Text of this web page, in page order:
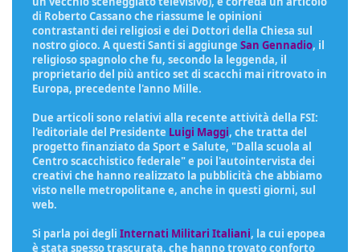
di Roberto Cassano che riassume le opinioni
contrastanti dei religiosi e dei Dottori della Chiesa sul
nostro gioco. A questi Santi si aggiunge San Gennadio, il
religioso spagnolo che fu, secondo la leggenda, il
proprietario del più antico set di scacchi mai ritrovato in
Europa, precedente l'anno Mille.
Due articoli sono relativi alla recente attività della FSI:
l'editoriale del Presidente Luigi Maggi, che tratta del
progetto finanziato da Sport e Salute, "Dalla scuola al
Centro scacchistico federale" e poi l'autointervista dei
creativi che hanno realizzato la pubblicità che abbiamo
visto nelle metropolitane e, anche in questi giorni, sul
web.
Si parla poi degli Internati Militari Italiani, la cui epopea
è stata spesso trascurata, che hanno trovato conforto